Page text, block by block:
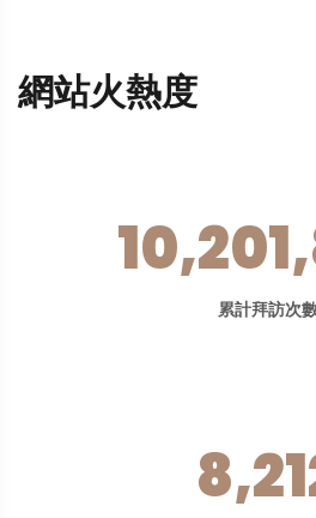
網站火熱度
累計拜訪次